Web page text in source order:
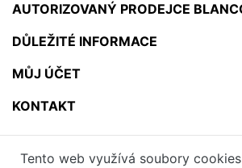
AUTORIZOVANÝ PRODEJCE
DŮLEŽITÉ INFORMACE
MŮJ ÚČET
KONTAKT
Tento web využívá soubory